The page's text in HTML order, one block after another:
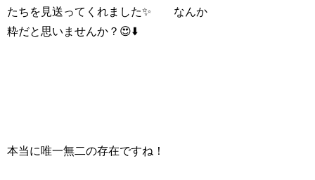
たちを見送ってくれました✨ なんか
粋だと思いませんか？😍⬇️
本当に唯一無二の存在ですね！